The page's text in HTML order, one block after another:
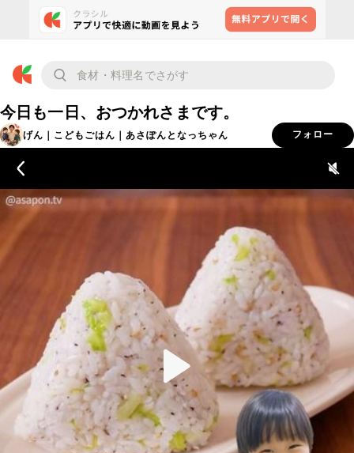
今日も一日、おつかれさまです。
げん｜こどもごはん｜あさぽんとなっちゃん フォロー